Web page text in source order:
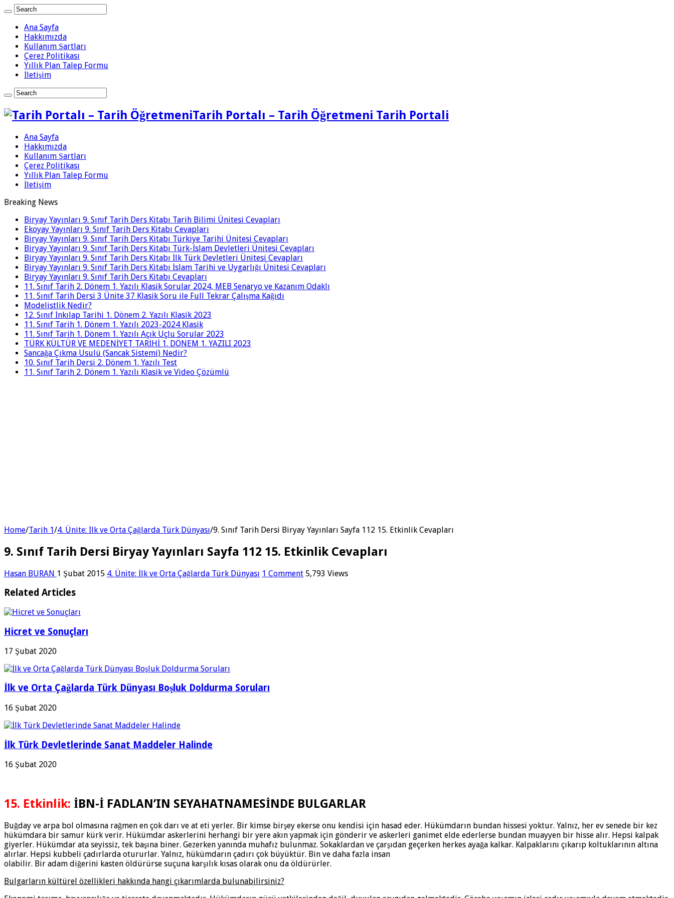
Ana Sayfa
Hakkımızda
Kullanım Şartları
Çerez Politikası
Yıllık Plan Talep Formu
İletişim
Tarih Portalı – Tarih Öğretmeni Tarih Portali
Ana Sayfa
Hakkımızda
Kullanım Şartları
Çerez Politikası
Yıllık Plan Talep Formu
İletişim
Breaking News
Biryay Yayınları 9. Sınıf Tarih Ders Kitabı Tarih Bilimi Ünitesi Cevapları
Ekoyay Yayınları 9. Sınıf Tarih Ders Kitabı Cevapları
Biryay Yayınları 9. Sınıf Tarih Ders Kitabı Türkiye Tarihi Ünitesi Cevapları
Biryay Yayınları 9. Sınıf Tarih Ders Kitabı Türk-İslam Devletleri Ünitesi Cevapları
Biryay Yayınları 9. Sınıf Tarih Ders Kitabı İlk Türk Devletleri Ünitesi Cevapları
Biryay Yayınları 9. Sınıf Tarih Ders Kitabı İslam Tarihi ve Uygarlığı Ünitesi Cevapları
Biryay Yayınları 9. Sınıf Tarih Ders Kitabı Cevapları
11. Sınıf Tarih 2. Dönem 1. Yazılı Klasik Sorular 2024, MEB Senaryo ve Kazanım Odaklı
11. Sınıf Tarih Dersi 3 Ünite 37 Klasik Soru ile Full Tekrar Çalışma Kağıdı
Modelistlik Nedir?
12. Sınıf İnkılap Tarihi 1. Dönem 2. Yazılı Klasik 2023
11. Sınıf Tarih 1. Dönem 1. Yazılı 2023-2024 Klasik
11. Sınıf Tarih 1. Dönem 1. Yazılı Açık Uçlu Sorular 2023
TÜRK KÜLTÜR VE MEDENİYET TARİHİ 1. DÖNEM 1. YAZILI 2023
Sancağa Çıkma Usulü (Sancak Sistemi) Nedir?
10. Sınıf Tarih Dersi 2. Dönem 1. Yazılı Test
11. Sınıf Tarih 2. Dönem 1. Yazılı Klasik ve Video Çözümlü
Home/Tarih 1/4. Ünite: İlk ve Orta Çağlarda Türk Dünyası/9. Sınıf Tarih Dersi Biryay Yayınları Sayfa 112 15. Etkinlik Cevapları
9. Sınıf Tarih Dersi Biryay Yayınları Sayfa 112 15. Etkinlik Cevapları
Hasan BURAN 1 Şubat 2015 4. Ünite: İlk ve Orta Çağlarda Türk Dünyası 1 Comment 5,793 Views
Related Articles
Hicret ve Sonuçları
17 Şubat 2020
İlk ve Orta Çağlarda Türk Dünyası Boşluk Doldurma Soruları
16 Şubat 2020
İlk Türk Devletlerinde Sanat Maddeler Halinde
16 Şubat 2020
15. Etkinlik: İBN-İ FADLAN’IN SEYAHATNAMESİNDE BULGARLAR
Buğday ve arpa bol olmasına rağmen en çok darı ve at eti yerler. Bir kimse birşey ekerse onu kendisi için hasad eder. Hükümdarın bundan hissesi yoktur. Yalnız, her ev senede bir kez
hükümdara bir samur kürk verir. Hükümdar askerlerini herhangi bir yere akın yapmak için gönderir ve askerleri ganimet elde ederlerse bundan muayyen bir hisse alır. Hepsi kalpak
giyerler. Hükümdar ata seyissiz, tek başına biner. Gezerken yanında muhafız bulunmaz. Sokaklardan ve çarşıdan geçerken herkes ayağa kalkar. Kalpaklarını çıkarıp koltuklarının altına
alırlar. Hepsi kubbeli çadırlarda otururlar. Yalnız, hükümdarın çadırı çok büyüktür. Bin ve daha fazla insan
olabilir. Bir adam diğerini kasten öldürürse suçuna karşılık kısas olarak onu da öldürürler.
Bulgarların kültürel özellikleri hakkında hangi çıkarımlarda bulunabilirsiniz?